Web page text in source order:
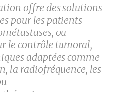
offre des solutions
pour les patients
ou
le contrôle tumoral,
adaptées comme
la radio­fréquence, les